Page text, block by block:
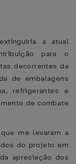
a atual
para o
decorrentes da
de embalagens
refrigerantes e
de combate
me levaram a
do projeto em
apreciação dos